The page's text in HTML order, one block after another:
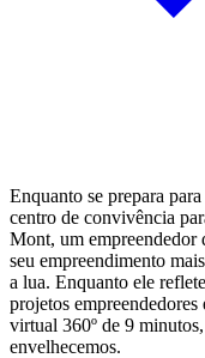
Enquanto se prepara
centro de convivência
Mont, um empreendedor
seu empreendimento
a lua. Enquanto ele
projetos
virtual 360º de 9
envelhecemos.